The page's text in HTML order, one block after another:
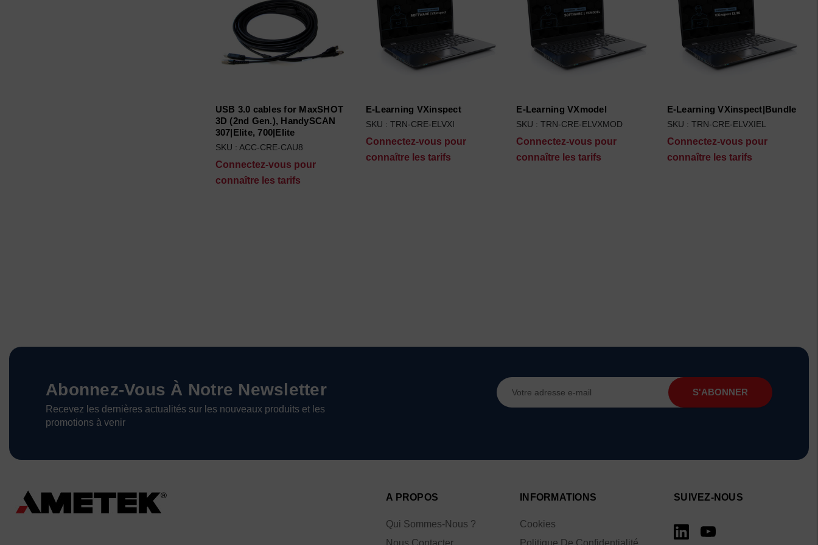
USB 3.0 cables for MaxSHOT
3D (2nd Gen.), HandySCAN
307|Elite, 700|Elite
SKU : ACC-CRE-CAU8
Connectez-vous pour
connaître les tarifs
E-Learning VXinspect
SKU : TRN-CRE-ELVXI
Connectez-vous pour
connaître les tarifs
E-Learning VXmodel
SKU : TRN-CRE-ELVXMOD
Connectez-vous pour
connaître les tarifs
E-Learning VXinspect|Bundle
SKU : TRN-CRE-ELVXIEL
Connectez-vous pour
connaître les tarifs
Abonnez-Vous À Notre Newsletter
Recevez les dernières actualités sur les nouveaux produits et les
promotions à venir
Adresse
e-
A PROPOS
Qui Sommes-Nous ?
Nous Contacter
INFORMATIONS
Cookies
Politique De Confidentialité
SUIVEZ-NOUS